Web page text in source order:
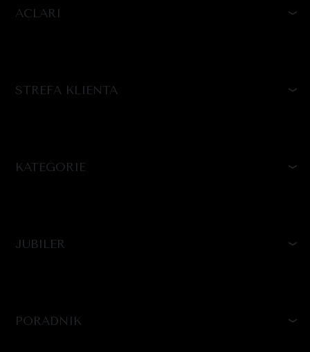
ACLARI
STREFA KLIENTA
KATEGORIE
JUBILER
PORADNIK